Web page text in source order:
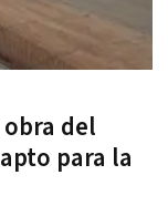
del
para la